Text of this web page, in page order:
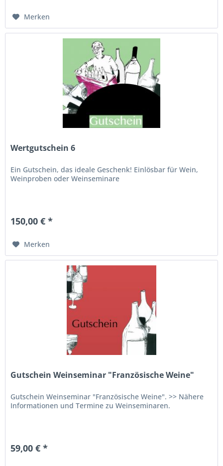
Merken
Wertgutschein 6
Ein Gutschein, das ideale Geschenk! Einlösbar für Wein,
Weinproben oder Weinseminare
150,00 € *
Merken
Gutschein Weinseminar "Französische Weine"
Gutschein Weinseminar "Französische Weine". >> Nähere
Informationen und Termine zu Weinseminaren.
59,00 € *